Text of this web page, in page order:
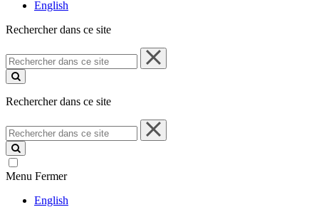
English
Rechercher dans ce site
Rechercher
dans
ce
Rechercher dans ce site
Rechercher
dans
ce
site
Menu Fermer
English